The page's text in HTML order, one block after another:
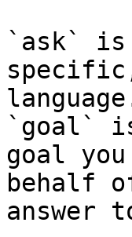
`ask` is
`goal`
goal
behalf
answer